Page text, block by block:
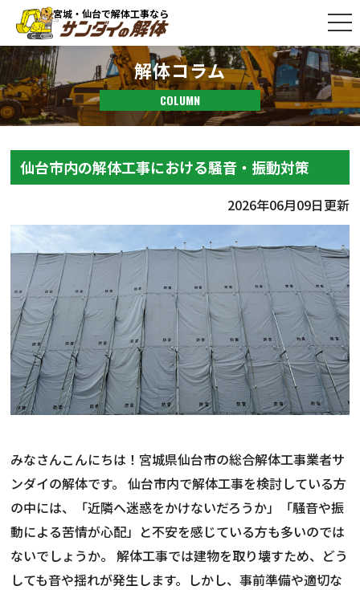
宮城・仙台で解体工事なら
解体コラム
COLUMN
仙台市内の解体工事における騒音・振動対策
2026年06月09日更新
みなさんこんにちは！宮城県仙台市の総合解体工事業者サ
ンダイの解体です。 仙台市内で解体工事を検討している方
の中には、「近隣へ迷惑をかけないだろうか」「騒音や振
動による苦情が心配」と不安を感じている方も多いのでは
ないでしょうか。 解体工事では建物を取り壊すため、どう
しても音や揺れが発生します。しかし、事前準備や適切な